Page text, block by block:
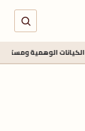
المتدربين